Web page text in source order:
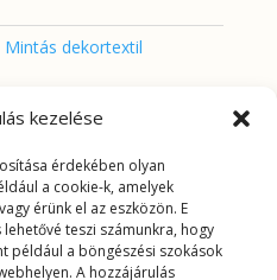
kezelése
érdekében olyan
a cookie-k, amelyek
érünk el az eszközön. E
teszi számunkra, hogy
például a böngészési szokások
A hozzájárulás
Mintás dekortextil